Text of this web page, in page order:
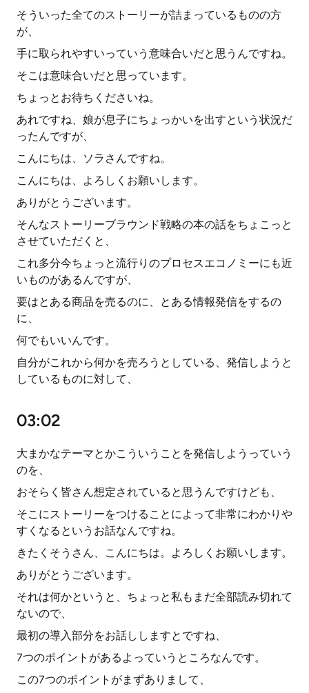
そういった全てのストーリーが詰まっているものの方
が、
手に取られやすいっていう意味合いだと思うんですね。
そこは意味合いだと思っています。
ちょっとお待ちくださいね。
あれですね、娘が息子にちょっかいを出すという状況だ
ったんですが、
こんにちは、ソラさんですね。
こんにちは、よろしくお願いします。
ありがとうございます。
そんなストーリーブラウンド戦略の本の話をちょこっと
させていただくと、
これ多分今ちょっと流行りのプロセスエコノミーにも近
いものがあるんですが、
要はとある商品を売るのに、とある情報発信をするの
に、
何でもいいんです。
自分がこれから何かを売ろうとしている、発信しようと
しているものに対して、
03:02
大まかなテーマとかこういうことを発信しようっていう
のを、
おそらく皆さん想定されていると思うんですけども、
そこにストーリーをつけることによって非常にわかりや
すくなるというお話なんですね。
きたくそうさん、こんにちは。よろしくお願いします。
ありがとうございます。
それは何かというと、ちょっと私もまだ全部読み切れて
ないので、
最初の導入部分をお話ししますとですね、
7つのポイントがあるよっていうところなんです。
この7つのポイントがまずありまして、